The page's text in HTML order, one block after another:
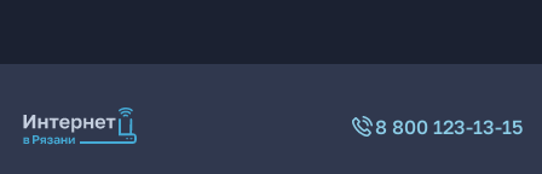
8 800 123-13-15